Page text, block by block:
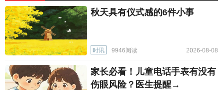
秋天具有仪式感的6件小事
时讯 9946阅读 2026-08-08
家长必看！儿童电话手表有没有
伤眼风险？医生提醒→